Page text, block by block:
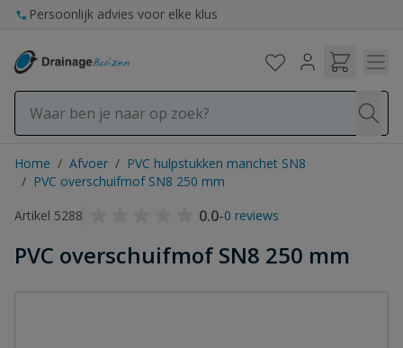
Ga naar de inhoud
Persoonlijk advies voor elke klus
Home / Afvoer / PVC hulpstukken manchet SN8
/ PVC overschuifmof SN8 250 mm
Artikel 5288
0.0-0 reviews
PVC overschuifmof SN8 250 mm